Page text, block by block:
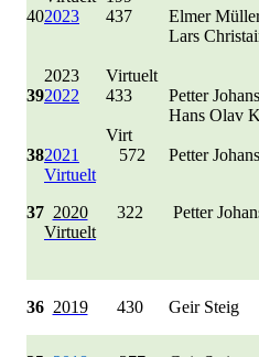
402023
2023
437
Virtuelt
Elmer
Lars
392022 433
Virt
Petter
Hans Olav
382021
Virtuelt
572 Petter
37 2020
Virtuelt
322 Petter
36 2019 430 Geir Steig